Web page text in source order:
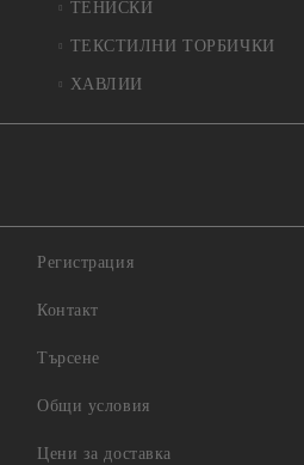
ТЕНИСКИ
ТЕКСТИЛНИ ТОРБИЧКИ
ХАВЛИИ
Регистрация
Контакт
Търсене
Общи условия
Цени за доставка